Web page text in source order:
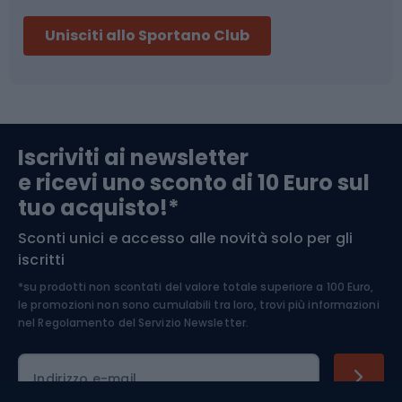
Abbigliamento da escursionismo
Componenti per biciclette
Arrampicata
Medicina dello sport
Abbigliamento ciclistico
Unisciti allo Sportano Club
Iscriviti ai newsletter
e ricevi uno sconto di 10 Euro sul
tuo acquisto!*
Sconti unici e accesso alle novità solo per gli
iscritti
*su prodotti non scontati del valore totale superiore a 100 Euro,
le promozioni non sono cumulabili tra loro, trovi più informazioni
nel Regolamento del Servizio Newsletter.
Indirizzo e-mail